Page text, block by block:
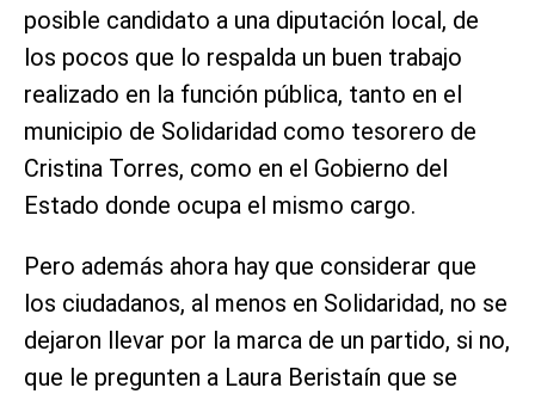
posible candidato a una diputación local, de
los pocos que lo respalda un buen trabajo
realizado en la función pública, tanto en el
municipio de Solidaridad como tesorero de
Cristina Torres, como en el Gobierno del
Estado donde ocupa el mismo cargo.
Pero además ahora hay que considerar que
los ciudadanos, al menos en Solidaridad, no se
dejaron llevar por la marca de un partido, si no,
que le pregunten a Laura Beristaín que se